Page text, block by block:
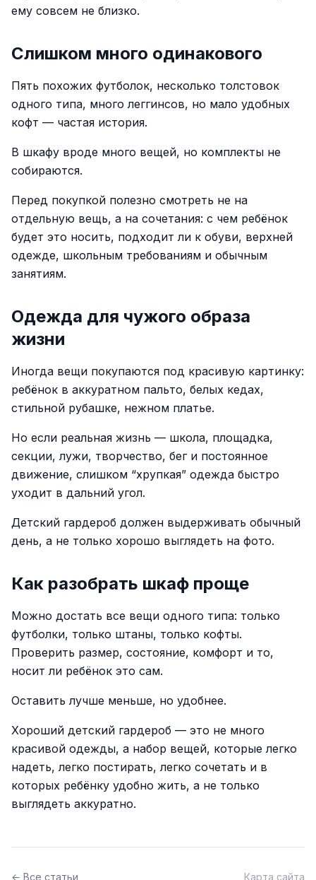
ему совсем не близко.
Слишком много одинакового
Пять похожих футболок, несколько толстовок
одного типа, много леггинсов, но мало удобных
кофт — частая история.
В шкафу вроде много вещей, но комплекты не
собираются.
Перед покупкой полезно смотреть не на
отдельную вещь, а на сочетания: с чем ребёнок
будет это носить, подходит ли к обуви, верхней
одежде, школьным требованиям и обычным
занятиям.
Одежда для чужого образа
жизни
Иногда вещи покупаются под красивую картинку:
ребёнок в аккуратном пальто, белых кедах,
стильной рубашке, нежном платье.
Но если реальная жизнь — школа, площадка,
секции, лужи, творчество, бег и постоянное
движение, слишком “хрупкая” одежда быстро
уходит в дальний угол.
Детский гардероб должен выдерживать обычный
день, а не только хорошо выглядеть на фото.
Как разобрать шкаф проще
Можно достать все вещи одного типа: только
футболки, только штаны, только кофты.
Проверить размер, состояние, комфорт и то,
носит ли ребёнок это сам.
Оставить лучше меньше, но удобнее.
Хороший детский гардероб — это не много
красивой одежды, а набор вещей, которые легко
надеть, легко постирать, легко сочетать и в
которых ребёнку удобно жить, а не только
выглядеть аккуратно.
← Все статьи Карта сайта